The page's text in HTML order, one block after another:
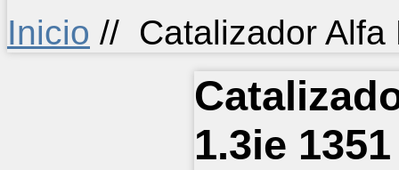
Inicio // Catalizador Alfa
1.3ie